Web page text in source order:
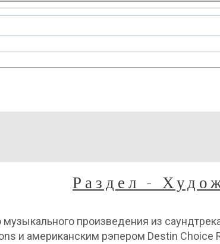
Раздел -
произведения из
и американским рэпером Destin Choice